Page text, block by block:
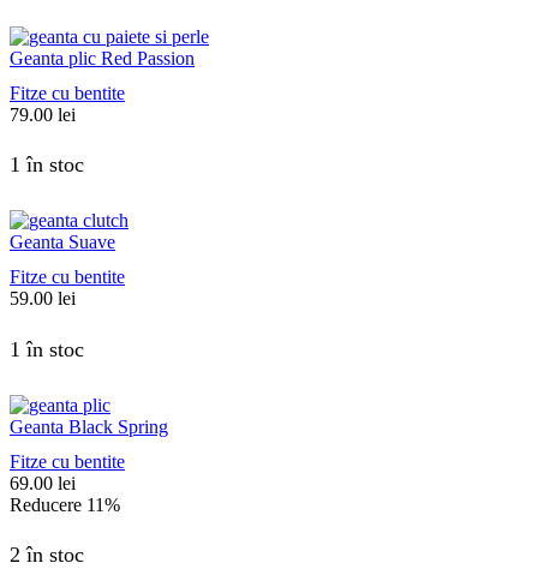
Geanta plic Red Passion
Fitze cu bentite
79.00 lei
1 în stoc
Geanta Suave
Fitze cu bentite
59.00 lei
1 în stoc
Geanta Black Spring
Fitze cu bentite
69.00 lei
Reducere 11%
2 în stoc